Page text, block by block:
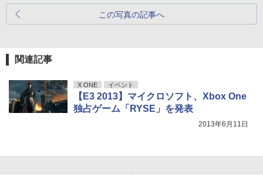
この写真の記事へ
関連記事
X ONE イベント
【E3 2013】マイクロソフト、Xbox One
独占ゲーム「RYSE」を発表
2013年6月11日